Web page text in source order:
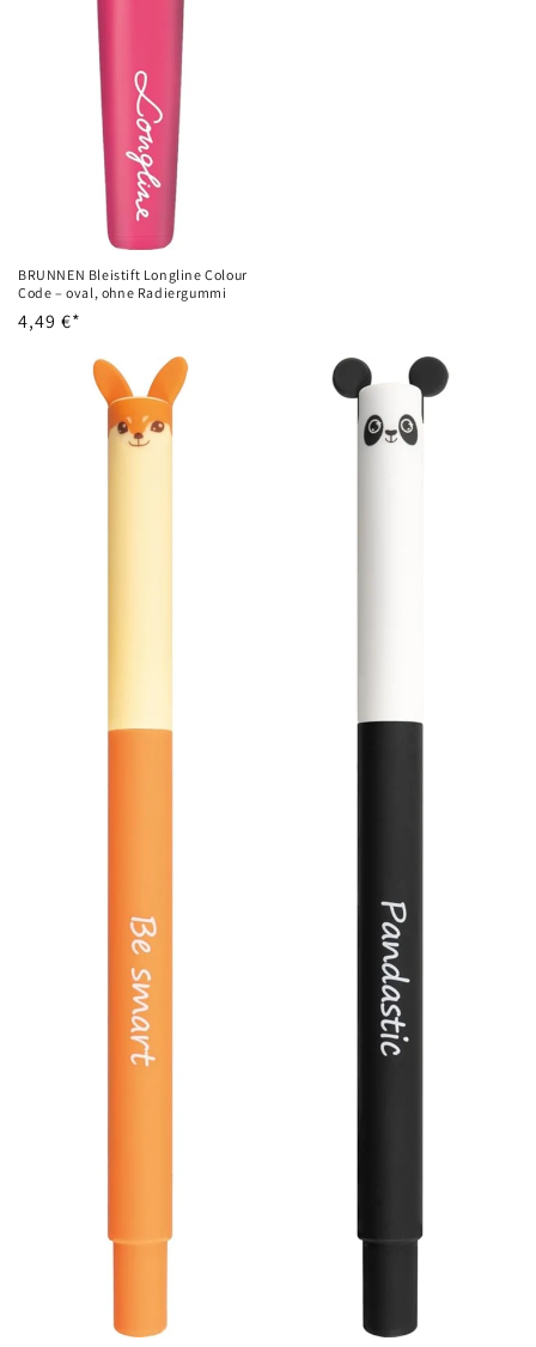
BRUNNEN Bleistift Longline Colour
Code – oval, ohne Radiergummi
Normaler
4,49 €*